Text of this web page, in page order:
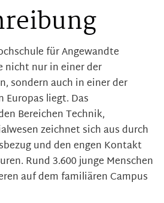
für Angewandte
nicht nur in einer der
sondern auch in einer der
Europas liegt. Das
Bereichen Technik,
zeichnet sich aus durch
und den engen Kontakt
Rund 3.600 junge Menschen
auf dem familiären Campus